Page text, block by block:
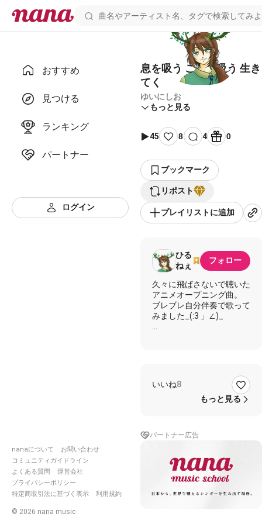
おすすめ
見つける
ランキング
パートナー
ログイン
nanaについて
お問い合わせ
コミュニティガイドライン
よくある質問
運営会社
プライバシーポリシー
特定商取引法に基づく表示
利用規約
© 2026 nana music
息を吸う ここで吸う 生き
てく
ゆいにしお
もっと見る
45 8 4 0
ブックマーク
リポスト
プレイリストに追加
ひる
ねぇ
フォロー
久々に飛ばさないで聴いた
アニメオープニング曲。
ブレブレ自分伴奏で歌って
みました_(:3 」∠)_
https://nana-
music.com/sounds/
息を吸う ここで吸う 過
ぎてく
思い出の中にいつもあなた
がいて
いいね8
もっと見る
パートナー広告